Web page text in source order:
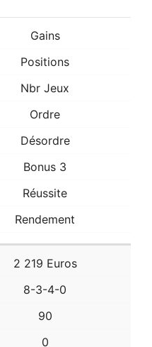
Gains
Positions
Nbr Jeux
Ordre
Désordre
Bonus 3
Réussite
Rendement
2 219 Euros
8-3-4-0
90
0